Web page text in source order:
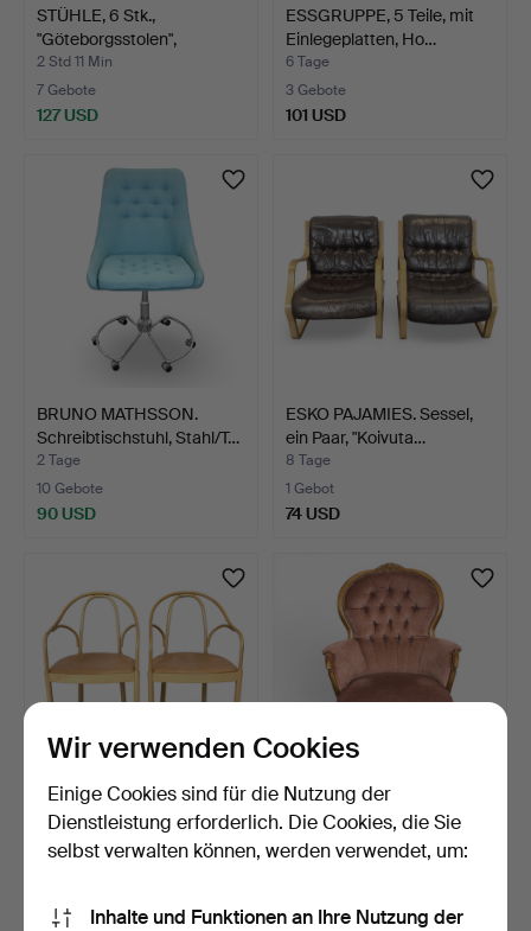
STÜHLE, 6 Stk.,
"Göteborgsstolen",
Lindome…
2 Std 11 Min
7 Gebote
127 USD
ESSGRUPPE, 5 Teile, mit
Einlegeplatten, Ho…
6 Tage
3 Gebote
101 USD
BRUNO MATHSSON.
Schreibtischstuhl, Stahl/T…
2 Tage
10 Gebote
90 USD
ESKO PAJAMIES. Sessel,
ein Paar, "Koivuta…
8 Tage
1 Gebot
74 USD
ARMLEHNSTÜHLE, 2 Stk.,
Bugholz, 1990er Jah…
4 Std 30 Min
37 USD
SESSEL, Rokokostil, zweite
Hälfte des 20. …
4 Tage
53 USD
Wir verwenden Cookies
Einige Cookies sind für die Nutzung der
Dienstleistung erforderlich. Die Cookies, die Sie
selbst verwalten können, werden verwendet, um:
Inhalte und Funktionen an Ihre Nutzung der